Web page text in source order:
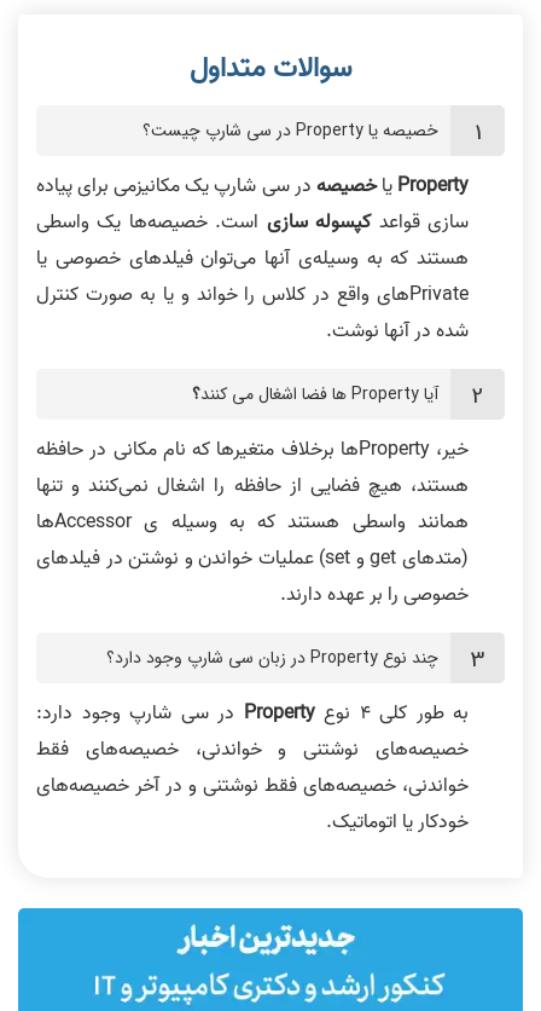
خصیصه یا Property در سی شارپ چیست؟
Propertyیاخصیصهدر سی شارپ یک مکانیزمی برای پیاده
سازی قواعدکپسوله سازی است. خصیصه‌ها یک واسطی
هستند که به وسیله‌ی آنها می‌توان فیلدهای خصوصی یا
Private‌های واقع در کلاس را خواند و یا به صورت کنترل
شده در آنها نوشت.
آیا Property ‌ها فضا اشغال می کنند ؟
خیر، Property‌ها برخلاف متغیرها که نام مکانی در حافظه
هستند، هیچ فضایی از حافظه را اشغال نمی‌کنند و تنها
همانند واسطی هستند که به وسیله ی Accessor‌ها
(متد‌های get و set) عملیات خواندن و نوشتن در فیلد‌های
خصوصی را بر عهده دارند.
چند نوع Property در زبان سی شارپ وجود دارد؟
به طور کلی 4 نوع Property در سی شارپ وجود دارد:
خصیصه‌های نوشتنی و خواندنی، خصیصه‌های فقط
خواندنی، خصیصه‌های فقط نوشتنی و در آخر خصیصه‌های
خودکار یا اتوماتیک.